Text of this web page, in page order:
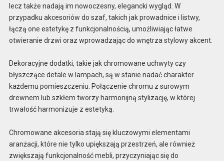
lecz także nadają im nowoczesny, elegancki wygląd. W
przypadku akcesoriów do szaf, takich jak prowadnice i listwy,
łączą one estetykę z funkcjonalnością, umożliwiając łatwe
otwieranie drzwi oraz wprowadzając do wnętrza stylowy akcent.
Dekoracyjne dodatki, takie jak chromowane uchwyty czy
błyszczące detale w lampach, są w stanie nadać charakter
każdemu pomieszczeniu. Połączenie chromu z surowym
drewnem lub szkłem tworzy harmonijną stylizację, w której
trwałość harmonizuje z estetyką.
Chromowane akcesoria stają się kluczowymi elementami
aranżacji, które nie tylko upiększają przestrzeń, ale również
zwiększają funkcjonalność mebli, przyczyniając się do